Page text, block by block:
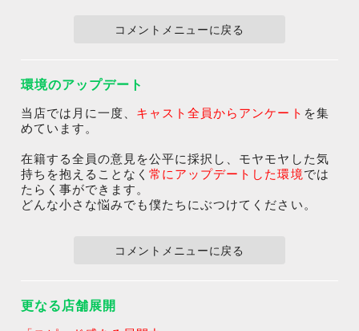
コメントメニューに戻る
環境のアップデート
当店では月に一度、 キャスト全員からアンケート を集
めています。
在籍する全員の意見を公平に採択し、モヤモヤした気
持ちを抱えることなく常にアップデートした環境では
たらく事ができます。
どんな小さな悩みでも僕たちにぶつけてください。
コメントメニューに戻る
更なる店舗展開